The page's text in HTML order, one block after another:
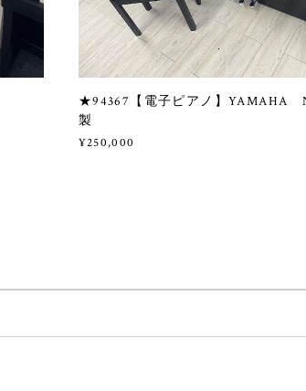
★94367【電子ピアノ】YAMAHA
製
¥250,000